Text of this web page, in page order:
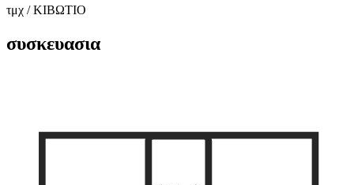
τμχ / ΚΙΒΩΤΙΟ
συσκευασια